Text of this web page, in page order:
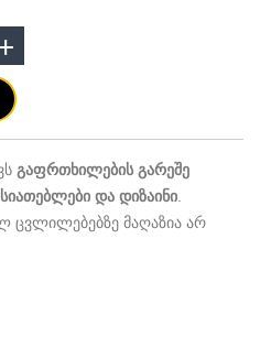
გაფრთხილების გარეშე
და დიზაინი
ცვლილებებზე მაღაზია არ